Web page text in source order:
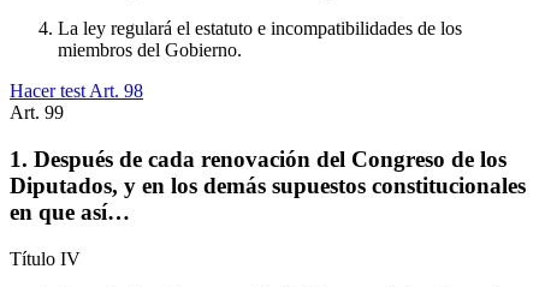
La ley regulará el estatuto e incompatibilidades de los
miembros del Gobierno.
Hacer test Art. 98
Art. 99
1. Después de cada renovación del Congreso de los
Diputados, y en los demás supuestos constitucionales
en que así…
Título IV